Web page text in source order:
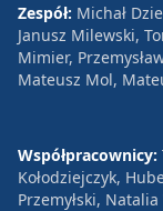
Zespół: Michał
Janusz Milewski,
Mimier,
Mateusz Mol,
Współpracownicy:
Kołodziejczyk,
Przemyłski,